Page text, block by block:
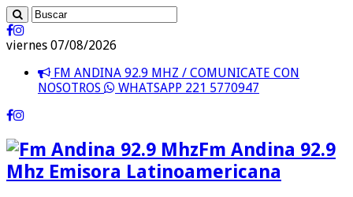
viernes 07/08/2026
FM ANDINA 92.9 MHZ / COMUNICATE CON
NOSOTROS
WHATSAPP 221 5770947
Fm Andina 92.9
Mhz Emisora Latinoamericana